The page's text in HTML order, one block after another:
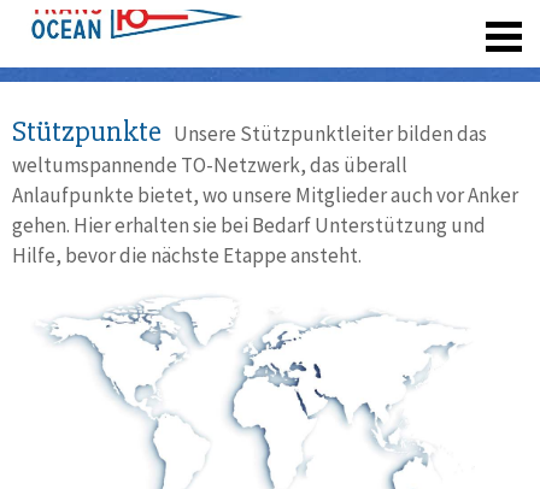
Stützpunkte Unsere Stützpunktleiter bilden das
weltumspannende TO-Netzwerk, das überall
Anlaufpunkte bietet, wo unsere Mitglieder auch vor Anker
gehen. Hier erhalten sie bei Bedarf Unterstützung und
Hilfe, bevor die nächste Etappe ansteht.